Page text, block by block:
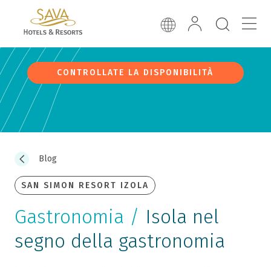
CONTROLLATE LA DISPONIBILITÀ
Blog
SAN SIMON RESORT IZOLA
Gastronomia / Isola nel
segno della gastronomia